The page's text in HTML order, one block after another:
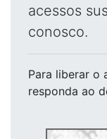
acessos
conosco.
Para liberar o
responda ao